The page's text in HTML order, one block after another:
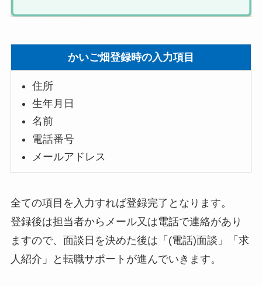
かいご畑登録時の入力項目
住所
生年月日
名前
電話番号
メールアドレス
全ての項目を入力すれば登録完了となります。
登録後は担当者からメール又は電話で連絡があり
ますので、面談日を決めた後は「(電話)面談」「求
人紹介」と転職サポートが進んでいきます。